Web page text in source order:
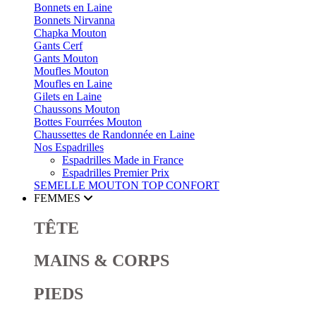
Bonnets en Laine
Bonnets Nirvanna
Chapka Mouton
Gants Cerf
Gants Mouton
Moufles Mouton
Moufles en Laine
Gilets en Laine
Chaussons Mouton
Bottes Fourrées Mouton
Chaussettes de Randonnée en Laine
Nos Espadrilles
Espadrilles Made in France
Espadrilles Premier Prix
SEMELLE MOUTON TOP CONFORT
FEMMES
TÊTE
MAINS & CORPS
PIEDS